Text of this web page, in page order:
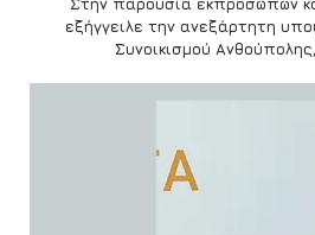
εξήγγειλε την ανεξάρτητη
Συνοικισμού